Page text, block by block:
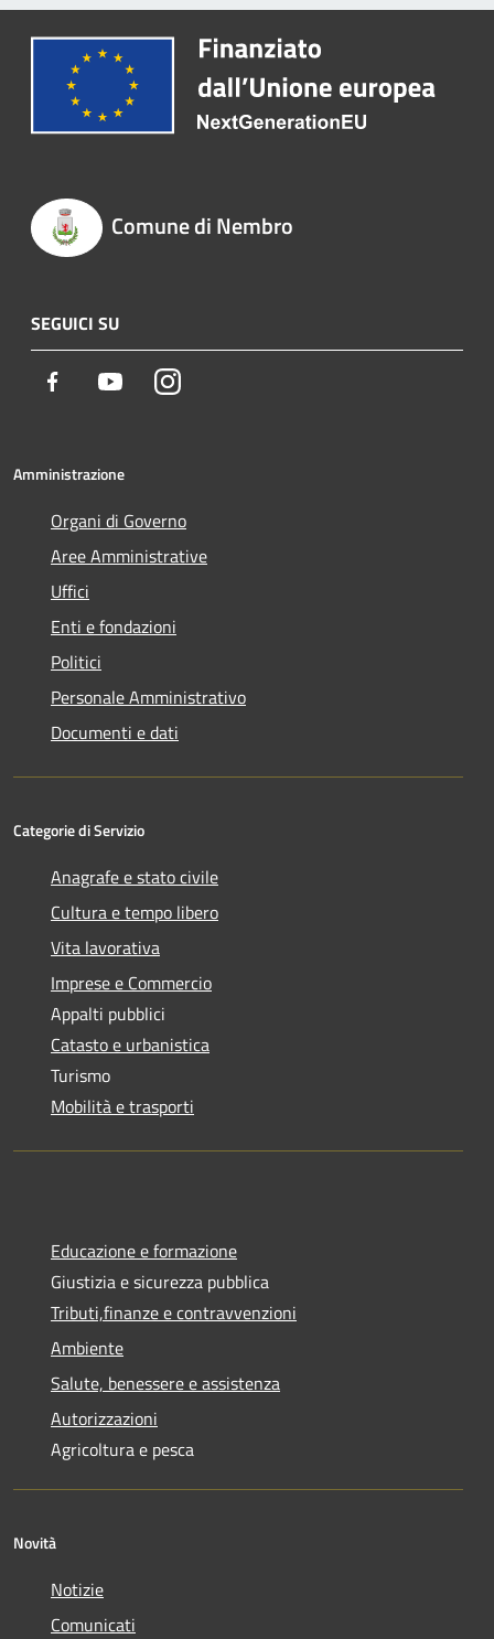
Comune di Nembro
SEGUICI SU
Facebook YoutubeInstagram
Amministrazione
Organi di Governo
Aree Amministrative
Uffici
Enti e fondazioni
Politici
Personale Amministrativo
Documenti e dati
Categorie di Servizio
Anagrafe e stato civile
Cultura e tempo libero
Vita lavorativa
Imprese e Commercio
Appalti pubblici
Catasto e urbanistica
Turismo
Mobilità e trasporti
Educazione e formazione
Giustizia e sicurezza pubblica
Tributi,finanze e contravvenzioni
Ambiente
Salute, benessere e assistenza
Autorizzazioni
Agricoltura e pesca
Novità
Notizie
Comunicati